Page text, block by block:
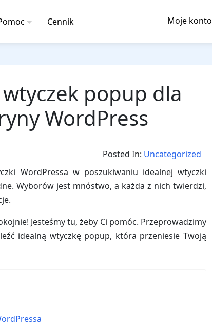
Cennik Moje konto
popup dla
WordPress
WordPressa w poszukiwaniu idealnej wtyczki
Wyborów jest mnóstwo, a każda z nich twierdzi,
Jesteśmy tu, żeby Ci pomóc. Przeprowadzimy
idealną wtyczkę popup, która przeniesie Twoją
Posted In: Uncategorized